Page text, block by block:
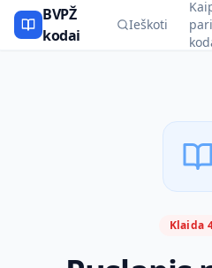
BVPŽ
kodai
Ieškoti
Klaida